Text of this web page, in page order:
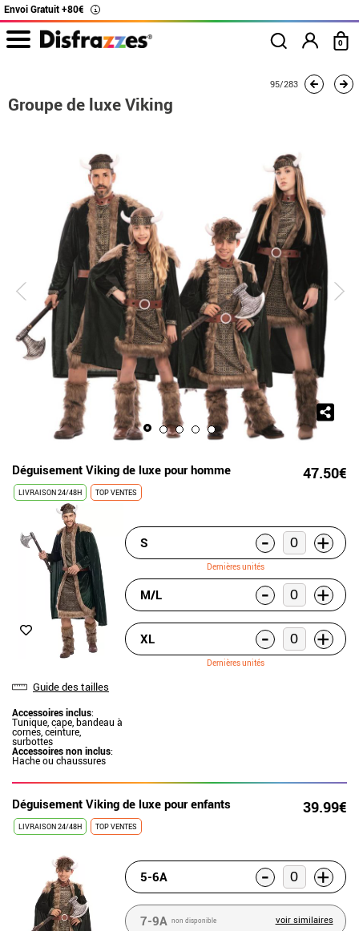
Envoi Gratuit +80€ i
0
Groupe de luxe Viking
95/283
Groupe de luxe Viking
Déguisement Viking de luxe pour homme 47.50€
LIVRAISON 24/48H TOP VENTES
Guide des tailles
Accessoires inclus:
Tunique, cape, bandeau à
cornes, ceinture,
surbottes
Accessoires non inclus:
Hache ou chaussures
S - +
Dernières unités
M/L - +
XL - +
Dernières unités
Déguisement Viking de luxe pour enfants 39.99€
LIVRAISON 24/48H TOP VENTES
5-6A - +
7-9A non disponible voir similaires